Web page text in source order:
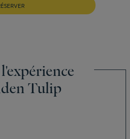
RÉSERVER
Tulip